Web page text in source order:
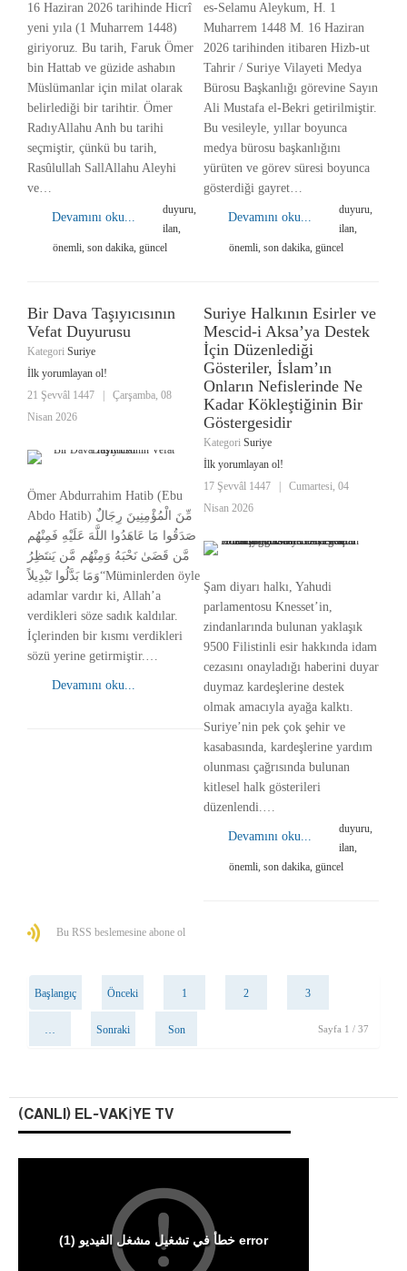
16 Haziran 2026 tarihinde Hicrî
yeni yıla (1 Muharrem 1448)
giriyoruz. Bu tarih, Faruk Ömer
bin Hattab ve güzide ashabın
Müslümanlar için milat olarak
belirlediği bir tarihtir. Ömer
RadıyAllahu Anh bu tarihi
seçmiştir, çünkü bu tarih,
Rasûlullah SallAllahu Aleyhi
ve…
Devamını oku...
duyuru,
ilan,
önemli, son dakika, güncel
es-Selamu Aleykum, H. 1
Muharrem 1448 M. 16 Haziran
2026 tarihinden itibaren Hizb-ut
Tahrir / Suriye Vilayeti Medya
Bürosu Başkanlığı görevine Sayın
Ali Mustafa el-Bekri getirilmiştir.
Bu vesileyle, yıllar boyunca
medya bürosu başkanlığını
yürüten ve görev süresi boyunca
gösterdiği gayret…
Devamını oku...
duyuru,
ilan,
önemli, son dakika, güncel
Bir Dava Taşıyıcısının
Vefat Duyurusu
Kategori Suriye
İlk yorumlayan ol!
21 Şevvâl 1447
Çarşamba, 08
Nisan 2026
Ömer Abdurrahim Hatib (Ebu
Abdo Hatib) مِّنَ الْمُؤْمِنِينَ رِجَالٌ
صَدَقُوا مَا عَاهَدُوا اللَّهَ عَلَيْهِ فَمِنْهُم
مَّن قَضَىٰ نَحْبَهُ وَمِنْهُم مَّن يَنتَظِرُ
وَمَا بَدَّلُوا تَبْدِيلاً“Müminlerden öyle
adamlar vardır ki, Allah’a
verdikleri söze sadık kaldılar.
İçlerinden bir kısmı verdikleri
sözü yerine getirmiştir.…
Devamını oku...
Suriye Halkının Esirler ve
Mescid-i Aksa’ya Destek
İçin Düzenlediği
Gösteriler, İslam’ın
Onların Nefislerinde Ne
Kadar Kökleştiğinin Bir
Göstergesidir
Kategori Suriye
İlk yorumlayan ol!
17 Şevvâl 1447
Cumartesi, 04
Nisan 2026
Şam diyarı halkı, Yahudi
parlamentosu Knesset’in,
zindanlarında bulunan yaklaşık
9500 Filistinli esir hakkında idam
cezasını onayladığı haberini duyar
duymaz kardeşlerine destek
olmak amacıyla ayağa kalktı.
Suriye’nin pek çok şehir ve
kasabasında, kardeşlerine yardım
olunması çağrısında bulunan
kitlesel halk gösterileri
düzenlendi.…
Devamını oku...
duyuru,
ilan,
önemli, son dakika, güncel
Bu RSS beslemesine abone ol
Başlangıç Önceki 1 2 3
… Sonraki Son Sayfa 1 / 37
(CANLI) EL-VAKIYE TV